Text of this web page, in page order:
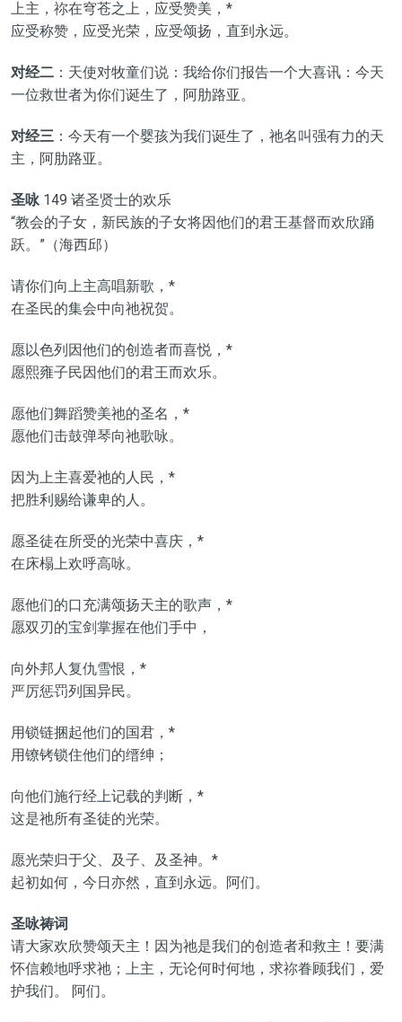
上主，祢在穹苍之上，应受赞美，*
应受称赞，应受光荣，应受颂扬，直到永远。
对经二：天使对牧童们说：我给你们报告一个大喜讯：今天
一位救世者为你们诞生了，阿肋路亚。
对经三 ：今天有一个婴孩为我们诞生了，祂名叫强有力的天
主，阿肋路亚。
圣咏 149 诸圣贤士的欢乐
“教会的子女，新民族的子女将因他们的君王基督而欢欣踊
跃。”（海西邱）
请你们向上主高唱新歌，*
在圣民的集会中向祂祝贺。
愿以色列因他们的创造者而喜悦，*
愿熙雍子民因他们的君王而欢乐。
愿他们舞蹈赞美祂的圣名，*
愿他们击鼓弹琴向祂歌咏。
因为上主喜爱祂的人民，*
把胜利赐给谦卑的人。
愿圣徒在所受的光荣中喜庆，*
在床榻上欢呼高咏。
愿他们的口充满颂扬天主的歌声，*
愿双刃的宝剑掌握在他们手中，
向外邦人复仇雪恨，*
严厉惩罚列国异民。
用锁链捆起他们的国君，*
用镣铐锁住他们的缙绅；
向他们施行经上记载的判断，*
这是祂所有圣徒的光荣。
愿光荣归于父、及子、及圣神。*
起初如何，今日亦然，直到永远。阿们。
圣咏祷词
请大家欢欣赞颂天主！因为祂是我们的创造者和救主！要满
怀信赖地呼求祂；上主，无论何时何地，求祢眷顾我们，爱
护我们。 阿们。